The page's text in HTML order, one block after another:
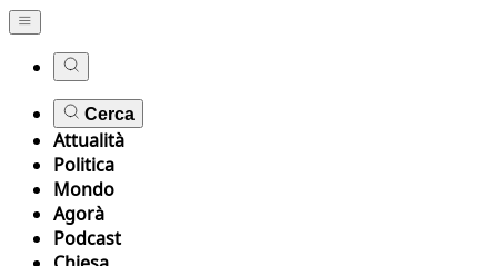
Cerca
Attualità
Politica
Mondo
Agorà
Podcast